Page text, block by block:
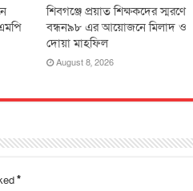
শিবগঞ্জে প্রয়াত শিক্ষকদের স্মরণে
বন্ধন৯৮ এর আয়োজনে মিলাদ ও
দোয়া মাহফিল
August 8, 2026
*